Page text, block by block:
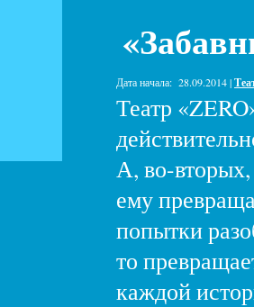
Дата начала: 28.09.2014 |
Театр
А, во-вторых,
ему
попытки
то
каждой